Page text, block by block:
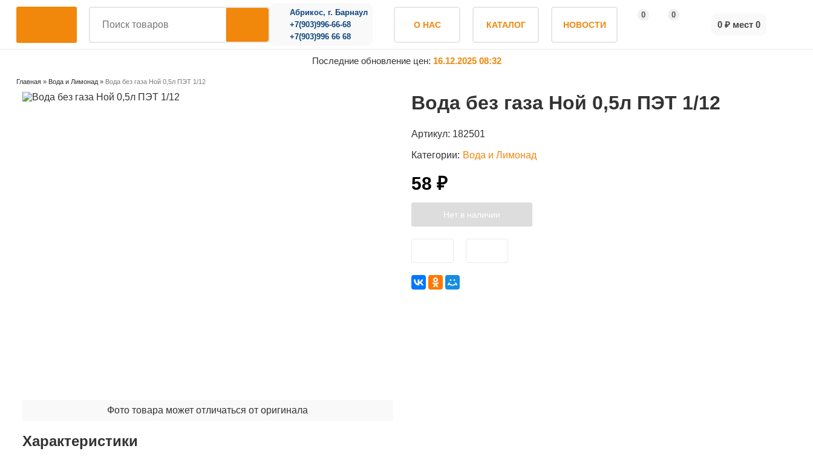
Абрикос, г. Барнаул
+7(903)996-66-68
+7(903)996 66 68
О НАС КАТАЛОГ НОВОСТИ
0 0
0 ₽ мест0
Последние обновление цен: 16.12.2025 08:32
Главная» Вода и Лимонад» Вода без газа Ной 0,5л ПЭТ 1/12
Фото товара может отличаться от оригинала
Вода без газа Ной 0,5л ПЭТ 1/12
Артикул: 182501
Категории: Вода и Лимонад
58 ₽
Нет в наличии
Характеристики